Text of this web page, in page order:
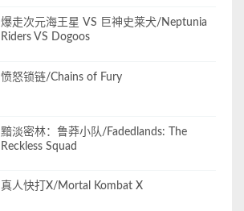
爆走次元海王星 VS 巨神史莱犬/Neptunia
Riders VS Dogoos
愤怒锁链/Chains of Fury
黯淡密林：鲁莽小队/Fadedlands: The
Reckless Squad
真人快打X/Mortal Kombat X